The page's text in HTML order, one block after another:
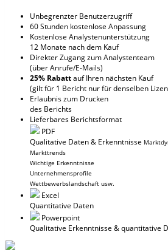
Unbegrenzter Benutzerzugriff
60 Stunden kostenlose Anpassung
Kostenlose Analystenunterstützung
12 Monate nach dem Kauf
Direkter Zugang zum Analystenteam
(über Anrufe/E-Mails)
25% Rabattauf Ihren nächsten Kauf
(gilt für 1 Bericht nur für denselben
Erlaubnis zum Drucken
des Berichts
Lieferbares Berichtsformat
PDF
Qualitative Daten & Erkenntnisse
Markttrends
Wichtige Erkenntnisse
Unternehmensprofile
Wettbewerbslandschaft usw.
Excel
Quantitative Daten
Powerpoint
Qualitative Erkenntnisse & quantitative